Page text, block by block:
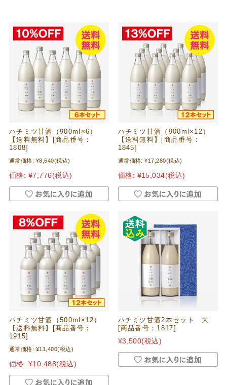
ハチミツ甘酒（900ml×6）
【送料無料】[商品番号：
1808]
通常価格: ¥8,640(税込)
価格: ¥7,776(税込)
ハチミツ甘酒（900ml×12）
【送料無料】[商品番号：
1845]
通常価格: ¥17,280(税込)
価格: ¥15,034(税込)
ハチミツ甘酒（500ml×12）
【送料無料】[商品番号：
1915]
通常価格: ¥11,400(税込)
価格: ¥10,488(税込)
ハチミツ甘酒2本セット 大
[商品番号：1817]
¥3,500(税込)